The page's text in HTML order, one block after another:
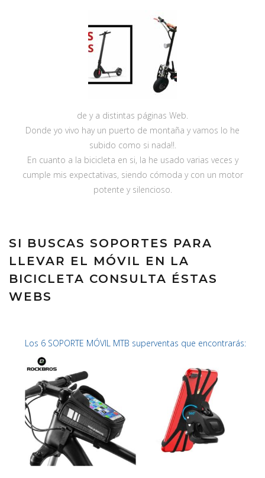
de y a distintas páginas Web.
Donde yo vivo hay un puerto de montaña y vamos lo he
subido como si nada!!.
En cuanto a la bicicleta en si, la he usado varias veces y
cumple mis expectativas, siendo cómoda y con un motor
potente y silencioso.
SI BUSCAS SOPORTES PARA
LLEVAR EL MÓVIL EN LA
BICICLETA CONSULTA ÉSTAS
WEBS
Los 6 SOPORTE MÓVIL MTB superventas que encontrarás: